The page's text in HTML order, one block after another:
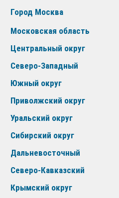
Город Москва
Московская область
Центральный округ
Северо-Западный
Южный округ
Приволжский округ
Уральский округ
Сибирский округ
Дальневосточный
Северо-Кавказский
Крымский округ